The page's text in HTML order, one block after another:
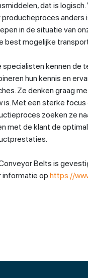
dat is
productieproces anders
in de situatie van
best mogelijke
specialisten kennen de
hun kennis en
Ze denken graag
is. Met een sterke
zoeken ze
met de klant de
Belts is
informatie op https://